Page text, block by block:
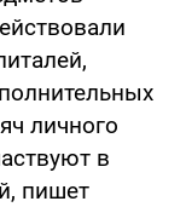
личного
в
пишет